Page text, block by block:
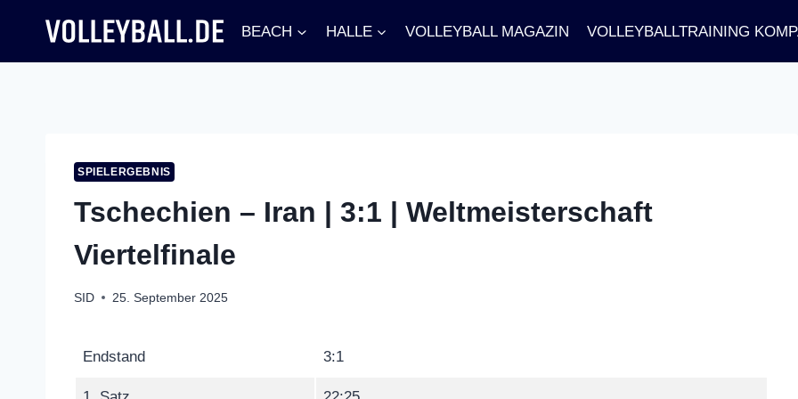
springen
BEACH HALLE VOLLEYBALL MAGAZIN VOLLEYBALLTRAINING
SPIELERGEBNIS
Tschechien – Iran | 3:1 | Weltmeisterschaft
Viertelfinale
SID 25. September 2025
Endstand 3:1